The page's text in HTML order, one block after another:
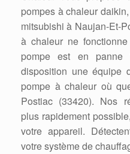
pompes à chaleur
mitsubishi à Naujan-Et-
à chaleur ne
pompe est en
disposition une équipe
pompe à chaleur où
Postiac (33420). Nos
plus rapidement
votre appareil.
votre système de